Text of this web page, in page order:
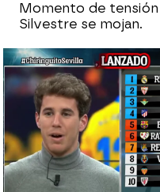
Momento de
Silvestre se mojan.
El Chiringuito
Madrid